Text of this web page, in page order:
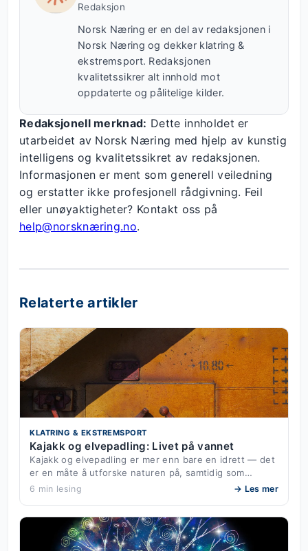
Redaksjon
Norsk Næring er en del av redaksjonen i
Norsk Næring og dekker klatring &
ekstremsport. Redaksjonen
kvalitetssikrer alt innhold mot
oppdaterte og pålitelige kilder.
Redaksjonell merknad: Dette innholdet er
utarbeidet av Norsk Næring med hjelp av kunstig
intelligens og kvalitetssikret av redaksjonen.
Informasjonen er ment som generell veiledning
og erstatter ikke profesjonell rådgivning. Feil
eller unøyaktigheter? Kontakt oss på
help@norsknæring.no.
Relaterte artikler
KLATRING & EKSTREMSPORT
Kajakk og elvepadling: Livet på vannet
Kajakk og elvepadling er mer enn bare en idrett — det
er en måte å utforske naturen på, samtidig som…
6 min lesing → Les mer